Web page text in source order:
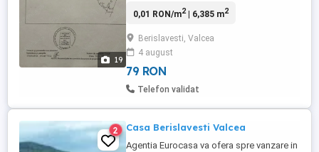
19
are deschidere la strada principala de 99
închis cu plase de sârmă.Este situat la
strada principală,cea care duce la Vf
Cozia.Terenul se află la ...
0,01 RON/m2| 6,385 m2
Berislavesti, Valcea
4 august
79 RON
Telefon validat
2 Casa Berislavesti Valcea
Agentia Eurocasa va ofera spre vanzare in